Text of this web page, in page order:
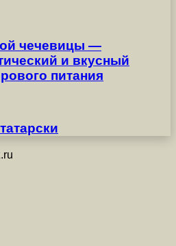
чечевицы —
и вкусный
питания